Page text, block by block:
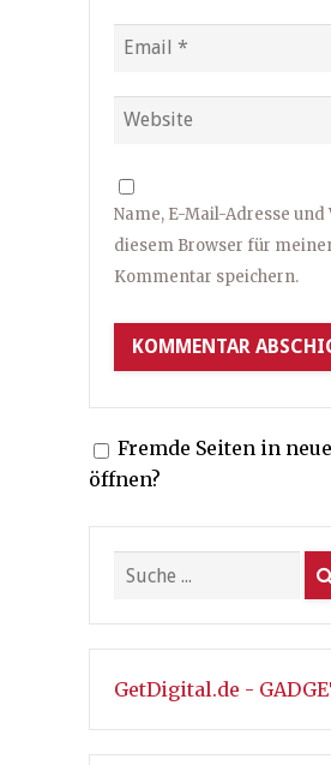
Name, E-Mail-Adresse und
diesem Browser für
Kommentar speichern.
Fremde Seiten in
öffnen?
GetDigital.de -